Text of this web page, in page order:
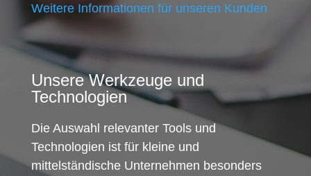
Weitere Informationen für unseren Kunden
Unsere Werkzeuge und
Technologien
Die Auswahl relevanter Tools und
Technologien ist für kleine und
mittelständische Unternehmen besonders